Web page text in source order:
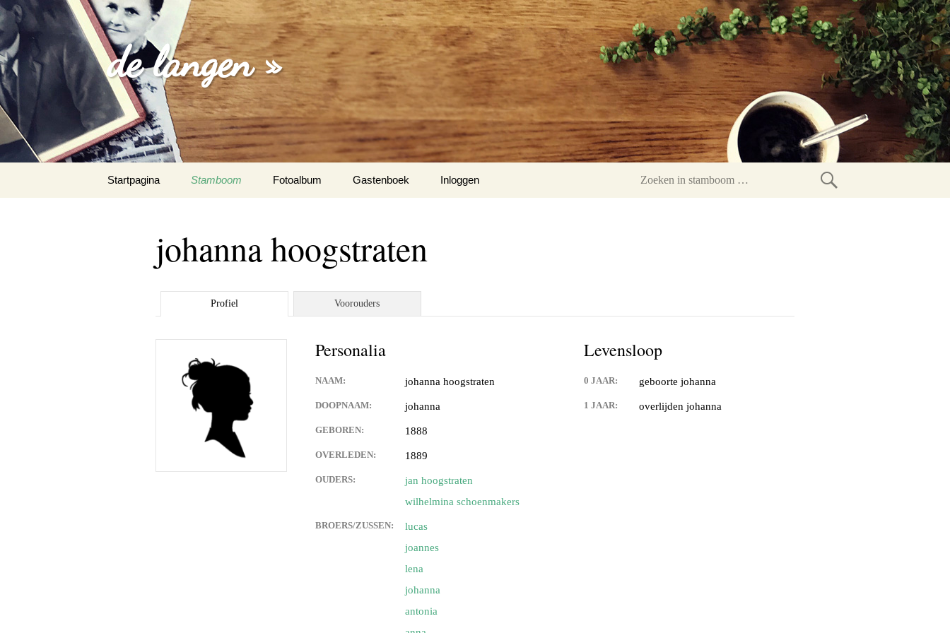
de langen »
naar
Startpagina Stamboom Fotoalbum
familie foto’s
lieke bouwman
sandra van eck
Fotoalbum van franciscus cornelis (sr)
Gastenboek
Inloggen
Zoeken
johanna hoogstraten
Profiel Voorouders
Personalia
NAAM: johanna hoogstraten
DOOPNAAM: johanna
GEBOREN: 1888
OVERLEDEN: 1889
OUDERS:
jan hoogstraten
wilhelmina schoenmakers
BROERS/ZUSSEN:
lucas
joannes
lena
johanna
antonia
Levensloop
0 JAAR: geboorte johanna
1 JAAR: overlijden johanna